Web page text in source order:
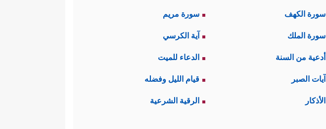
سورة الكهف سورة مريم
سورة الملك آية الكرسي
أدعية من السنة الدعاء للميت
آيات الصبر قيام الليل وفضله
الأذكار الرقية الشرعية